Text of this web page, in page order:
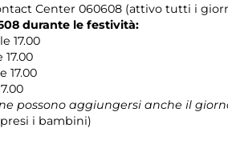
Center 060608 (attivo tutti i
durante le festività:
17.00
17.00
possono aggiungersi anche il
i bambini)